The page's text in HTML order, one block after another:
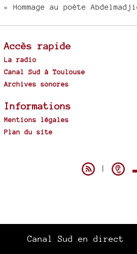
« Hommage au poète
Accès rapide
La radio
Canal Sud à Toulouse
Archives sonores
Informations
Mentions légales
Plan du site
|
Canal Sud en direct